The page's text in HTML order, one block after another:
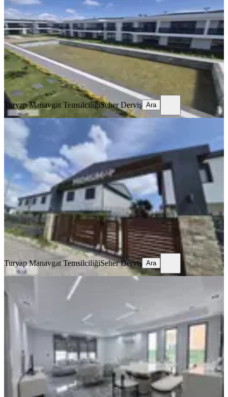
Manavgat, Hatipler Mahallesi
1+1·60 m²·Bahçe katı·29.05.2026
4.850.000 ₺
Turyap Manavgat Temsilciliği
Ara
Turyap Manavgat TemsilciliğiSeher Derviş Ara
SİTE İÇİ
Manavgat Premium Sitesinde Havuza
Sıfır, Özel Bahçeli Dubleks
Manavgat, Hatipler Mahallesi
2+1·95 m²·1. Kat·29.05.2026
6.850.000 ₺ Geri Dönüş: 14 yıl
Turyap Manavgat Temsilciliği Seher Derviş
Turyap Manavgat TemsilciliğiSeher Derviş Ara
Hatıplar'da Satılık 5+1 Havuzlu Lüks
Villa
Manavgat, Hatipler Mahallesi
5+1·220 m²·22.05.2026
26.750.000 ₺
ATABAKAN EMLAKSüleyman atabakan